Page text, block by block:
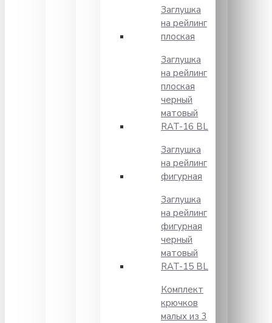
Заглушка
на рейлинг
плоская
Заглушка
на рейлинг
плоская
черный
матовый
RAT-16 BL
Заглушка
на рейлинг
фигурная
Заглушка
на рейлинг
фигурная
черный
матовый
RAT-15 BL
Комплект
крючков
малых из 3